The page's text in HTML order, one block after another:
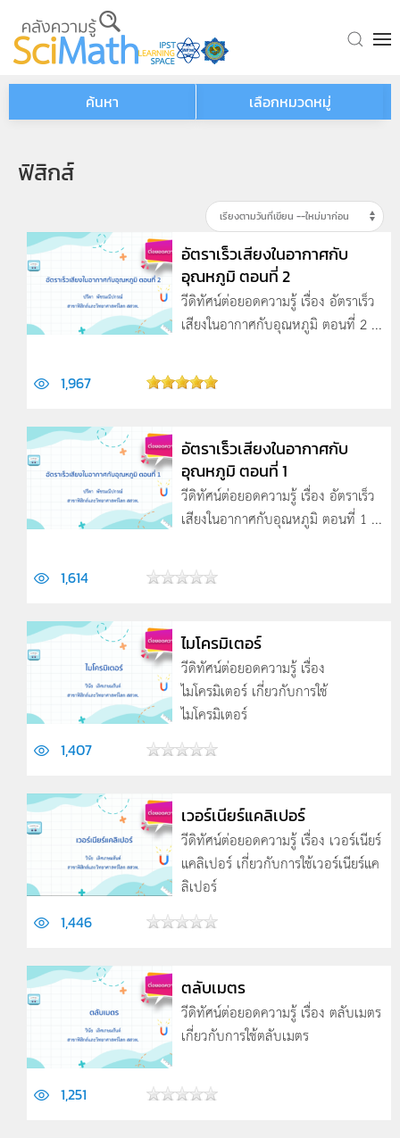
Skip to main content
ค้นหา เลือกหมวดหมู่
ฟิสิกส์
อัตราเร็วเสียงในอากาศกับ
อุณหภูมิ ตอนที่ 2
วีดิทัศน์ต่อยอดความรู้ เรื่อง อัตราเร็ว
เสียงในอากาศกับอุณหภูมิ ตอนที่ 2 ...
1,967
อัตราเร็วเสียงในอากาศกับ
อุณหภูมิ ตอนที่ 1
วีดิทัศน์ต่อยอดความรู้ เรื่อง อัตราเร็ว
เสียงในอากาศกับอุณหภูมิ ตอนที่ 1 ...
1,614
ไมโครมิเตอร์
วีดิทัศน์ต่อยอดความรู้ เรื่อง
ไมโครมิเตอร์ เกี่ยวกับการใช้
ไมโครมิเตอร์
1,407
เวอร์เนียร์แคลิเปอร์
วีดิทัศน์ต่อยอดความรู้ เรื่อง เวอร์เนียร์
แคลิเปอร์ เกี่ยวกับการใช้เวอร์เนียร์แค
ลิเปอร์
1,446
ตลับเมตร
วีดิทัศน์ต่อยอดความรู้ เรื่อง ตลับเมตร
เกี่ยวกับการใช้ตลับเมตร
1,251